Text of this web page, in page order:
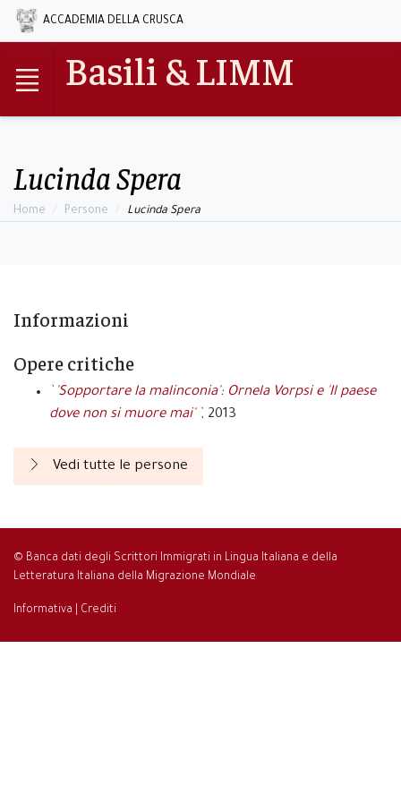
ACCADEMIA DELLA CRUSCA
Basili & LIMM
Lucinda Spera
Home Persone Lucinda Spera
Informazioni
Opere critiche
` 'Sopportare la malinconia': Ornela Vorpsi e 'Il paese
dove non si muore mai' ` , 2013
Vedi tutte le persone
© Banca dati degli Scrittori Immigrati in Lingua Italiana e della
Letteratura Italiana della Migrazione Mondiale
Informativa Crediti